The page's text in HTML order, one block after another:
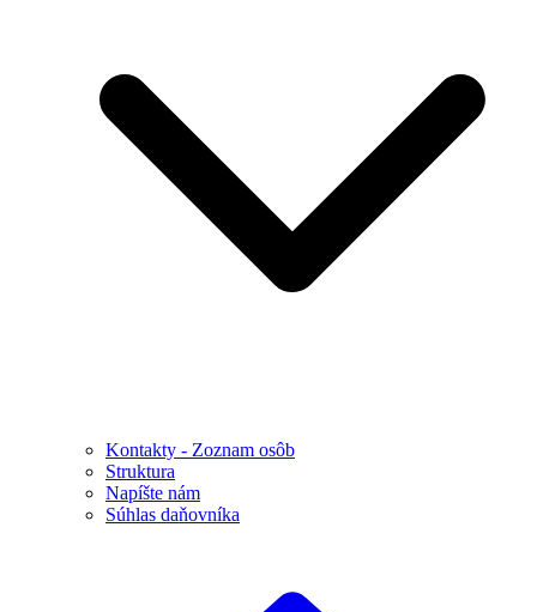
Kontakty - Zoznam osôb
Struktura
Napíšte nám
Súhlas daňovníka